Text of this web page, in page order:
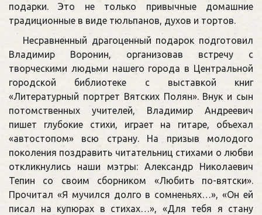
подарки. Это не только привычные домашние
традиционные в виде тюльпанов, духов и тортов.
Несравненный драгоценный подарок подготовил
Владимир Воронин, организовав встречу с
творческими людьми нашего города в Центральной
городской библиотеке с выставкой книг
«Литературный портрет Вятских Полян». Внук и сын
потомственных учителей, Владимир Андреевич
пишет глубокие стихи, играет на гитаре, объехал
«автостопом» всю страну. На призыв молодого
поколения поздравить читательниц стихами о любви
откликнулись наши мэтры: Александр Николаевич
Тепин со своим сборником «Любить по-вятски».
Прочитал «Я мучился долго в сомненьях…», «Он ей
писал на купюрах в стихах…», «Для тебя я стану